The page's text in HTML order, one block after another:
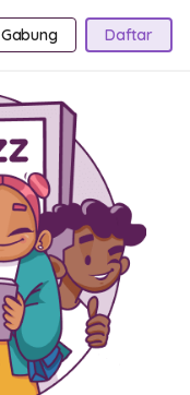
Gabung Daftar